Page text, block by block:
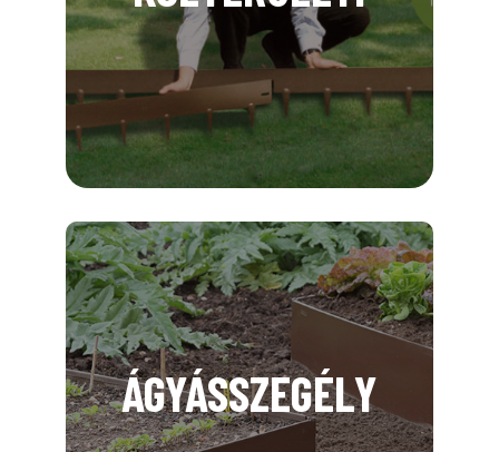
ÁGYÁSSZEGÉLY